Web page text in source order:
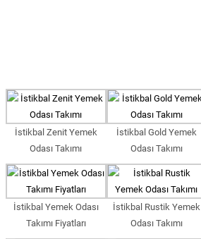
İstikbal Zenit Yemek
Odası Takımı
İstikbal Gold Yemek
Odası Takımı
İstikbal Yemek Odası
Takımı Fiyatları
İstikbal Rustik Yemek
Odası Takımı